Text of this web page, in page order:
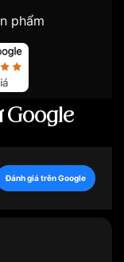
phẩm
Google
Đánh giá trên Google